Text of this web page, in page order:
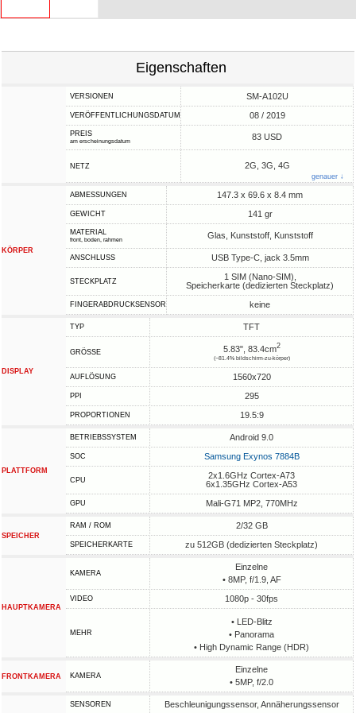
Eigenschaften
VERSIONEN SM-A102U
VERÖFFENTLICHUNGSDATUM 08 / 2019
PREIS
am erscheinungsdatum 83 USD
NETZ 2G, 3G, 4G
genauer ↓
KÖRPER
ABMESSUNGEN 147.3 x 69.6 x 8.4 mm
GEWICHT 141 gr
MATERIAL
front, boden, rahmen Glas, Kunststoff, Kunststoff
ANSCHLUSS USB Type-C, jack 3.5mm
STECKPLATZ
1 SIM (Nano-SIM),
Speicherkarte (dedizierten Steckplatz)
FINGERABDRUCKSENSOR keine
DISPLAY
TYP TFT
GRÖSSE 5.83", 83.4cm2
(~81.4% bildschirm-zu-körper)
AUFLÖSUNG 1560x720
PPI 295
PROPORTIONEN 19.5:9
PLATTFORM
BETRIEBSSYSTEM Android 9.0
SOC Samsung Exynos 7884B
CPU
2x1.6GHz Cortex-A73
6x1.35GHz Cortex-A53
GPU Mali-G71 MP2, 770MHz
SPEICHER
RAM / ROM 2/32 GB
SPEICHERKARTE zu 512GB (dedizierten Steckplatz)
HAUPTKAMERA
KAMERA
Einzelne
• 8MP, f/1.9, AF
VIDEO 1080p - 30fps
MEHR
• LED-Blitz
• Panorama
• High Dynamic Range (HDR)
FRONTKAMERA KAMERA
Einzelne
• 5MP, f/2.0
SENSOREN Beschleunigungssensor, Annäherungssensor